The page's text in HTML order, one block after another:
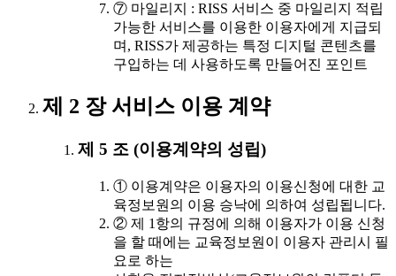
⑦ 마일리지 : RISS 서비스 중 마일리지 적립
가능한 서비스를 이용한 이용자에게 지급되
며, RISS가 제공하는 특정 디지털 콘텐츠를
구입하는 데 사용하도록 만들어진 포인트
제 2 장 서비스 이용 계약
제 5 조 (이용계약의 성립)
① 이용계약은 이용자의 이용신청에 대한 교
육정보원의 이용 승낙에 의하여 성립됩니다.
② 제 1항의 규정에 의해 이용자가 이용 신청
을 할 때에는 교육정보원이 이용자 관리시 필
요로 하는